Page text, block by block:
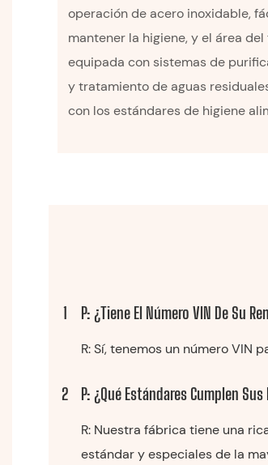
operación de acero inoxidable,
mantener la higiene, y el área
equipada con sistemas de
y tratamiento de aguas
con los estándares de higiene
1 P: ¿Tiene El Número VIN De Su
R: Sí, tenemos un número VIN
2 P: ¿Qué Estándares Cumplen
R: Nuestra fábrica tiene una
estándar y especiales de la